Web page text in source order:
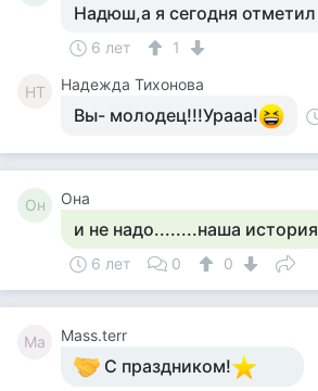
Надюш,а я сегодня отметил
6 лет 1
НТ Надежда Тихонова
Вы- молодец!!!Урааа!
Он Она
и не надо........наша история
6 лет 0 0
Ma Mass.terr
С праздником!